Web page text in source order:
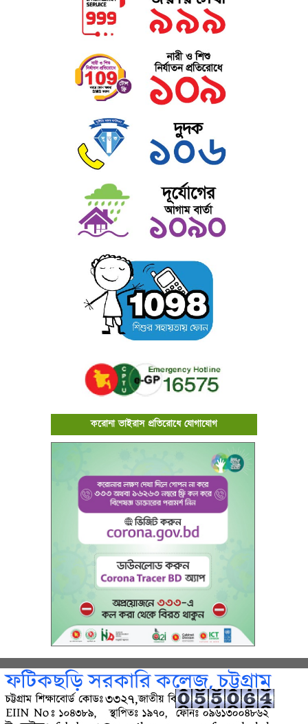
করোনা ভাইরাস প্রতিরোধে যোগাযোগ